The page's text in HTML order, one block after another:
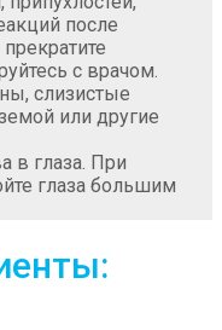
после
с врачом.
слизистые
или другие
в глаза. При
глаза большим